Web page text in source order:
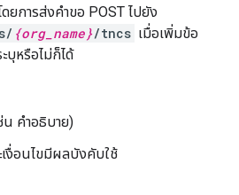
ยการส่งคำขอ POST ไปยัง
{org_name}/tncs เมื่อเพิ่มข้อ
บุหรือไม่ก็ได้
น คำอธิบาย)
งื่อนไขมีผลบังคับใช้